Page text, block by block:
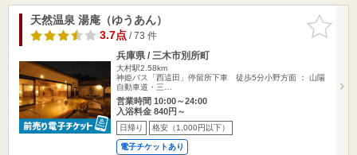
お気に入
りに追加
天然温泉 湯庵（ゆうあん）
3.7点/ 73 件
兵庫県 / 三木市別所町
大村駅2.58km
神姫バス「西這田」停留所下車 徒歩5分小野方面 ： 山陽
自動車道・三…
営業時間 10:00～24:00
入浴料金 840円～
日帰り 格安（1,000円以下）
電子チケットあり